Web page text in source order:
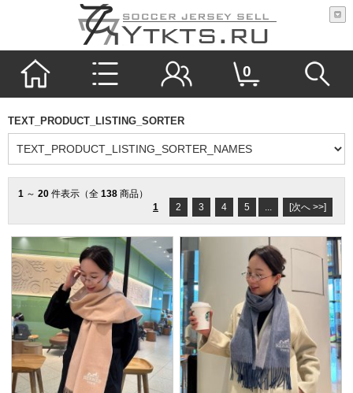
0
TEXT_PRODUCT_LISTING_SORTER
1 ～ 20 件表示（全 138 商品）
1
2 3 4 5 ... [次へ >>]